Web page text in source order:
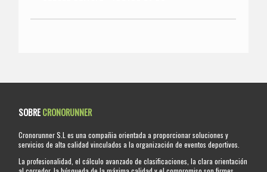
SOBRECRONORUNNER
Cronorunner S.L es una compañia orientada a proporcionar soluciones y
servicios de alta calidad vinculados a la organización de eventos deportivos.
La profesionalidad, el cálculo avanzado de clasificaciones, la clara orientación